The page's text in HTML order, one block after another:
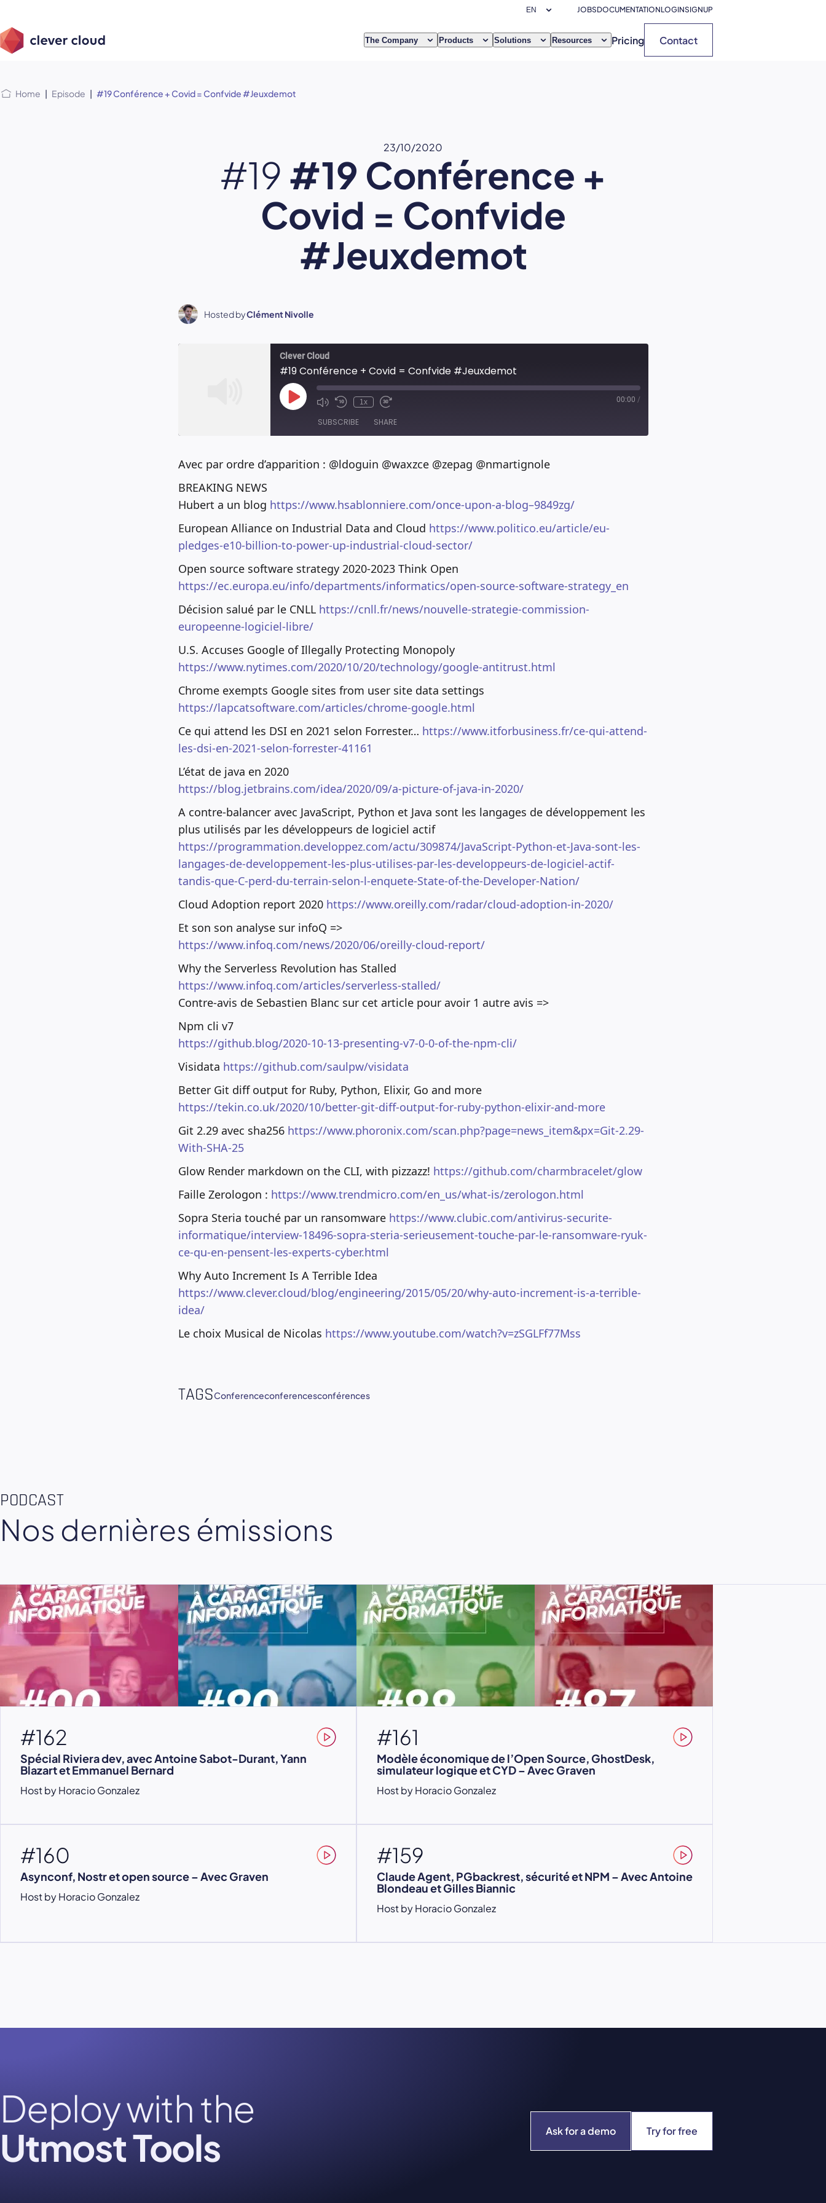
menu
JOBSDOCUMENTATIONLOGINSIGNUP
The Company Products Solutions Resources Pricing Contact
Home | Episode | #19 Conférence + Covid = Confvide #Jeuxdemot
23/10/2020
#19 #19 Conférence +
Covid = Confvide
#Jeuxdemot
Hosted byClément Nivolle
Clever Cloud
#19 Conférence + Covid = Confvide #Jeuxdemot
Play
Episode
1x 00:00 /
SUBSCRIBE SHARE
RSS FEED
SHARE
LINK
EMBED
Avec par ordre d’apparition : @ldoguin @waxzce @zepag @nmartignole
BREAKING NEWS
Hubert a un blog https://www.hsablonniere.com/once-upon-a-blog–9849zg/
European Alliance on Industrial Data and Cloud https://www.politico.eu/article/eu-
pledges-e10-billion-to-power-up-industrial-cloud-sector/
Open source software strategy 2020-2023 Think Open
https://ec.europa.eu/info/departments/informatics/open-source-software-strategy_en
Décision salué par le CNLL https://cnll.fr/news/nouvelle-strategie-commission-
europeenne-logiciel-libre/
U.S. Accuses Google of Illegally Protecting Monopoly
https://www.nytimes.com/2020/10/20/technology/google-antitrust.html
Chrome exempts Google sites from user site data settings
https://lapcatsoftware.com/articles/chrome-google.html
Ce qui attend les DSI en 2021 selon Forrester… https://www.itforbusiness.fr/ce-qui-attend-
les-dsi-en-2021-selon-forrester-41161
L’état de java en 2020
https://blog.jetbrains.com/idea/2020/09/a-picture-of-java-in-2020/
A contre-balancer avec JavaScript, Python et Java sont les langages de développement les
plus utilisés par les développeurs de logiciel actif
https://programmation.developpez.com/actu/309874/JavaScript-Python-et-Java-sont-les-
langages-de-developpement-les-plus-utilises-par-les-developpeurs-de-logiciel-actif-
tandis-que-C-perd-du-terrain-selon-l-enquete-State-of-the-Developer-Nation/
Cloud Adoption report 2020 https://www.oreilly.com/radar/cloud-adoption-in-2020/
Et son son analyse sur infoQ =>
https://www.infoq.com/news/2020/06/oreilly-cloud-report/
Why the Serverless Revolution has Stalled
https://www.infoq.com/articles/serverless-stalled/
Contre-avis de Sebastien Blanc sur cet article pour avoir 1 autre avis =>
Npm cli v7
https://github.blog/2020-10-13-presenting-v7-0-0-of-the-npm-cli/
Visidata https://github.com/saulpw/visidata
Better Git diff output for Ruby, Python, Elixir, Go and more
https://tekin.co.uk/2020/10/better-git-diff-output-for-ruby-python-elixir-and-more
Git 2.29 avec sha256 https://www.phoronix.com/scan.php?page=news_item&px=Git-2.29-
With-SHA-25
Glow Render markdown on the CLI, with pizzazz! https://github.com/charmbracelet/glow
Faille Zerologon : https://www.trendmicro.com/en_us/what-is/zerologon.html
Sopra Steria touché par un ransomware https://www.clubic.com/antivirus-securite-
informatique/interview-18496-sopra-steria-serieusement-touche-par-le-ransomware-ryuk-
ce-qu-en-pensent-les-experts-cyber.html
Why Auto Increment Is A Terrible Idea
https://www.clever.cloud/blog/engineering/2015/05/20/why-auto-increment-is-a-terrible-
idea/
Le choix Musical de Nicolas https://www.youtube.com/watch?v=zSGLFf77Mss
TAGSConferenceconferencesconférences
PODCAST
Nos dernières émissions
#162
Spécial Riviera dev, avec Antoine Sabot-Durant, Yann
Blazart et Emmanuel Bernard
Host by Horacio Gonzalez
#161
Modèle économique de l’Open Source, GhostDesk,
simulateur logique et CYD – Avec Graven
Host by Horacio Gonzalez
#160
Asynconf, Nostr et open source – Avec Graven
Host by Horacio Gonzalez
#159
Claude Agent, PGbackrest, sécurité et NPM – Avec Antoine
Blondeau et Gilles Biannic
Host by Horacio Gonzalez
Deploy with the
Utmost Tools Ask for a demo Try for free